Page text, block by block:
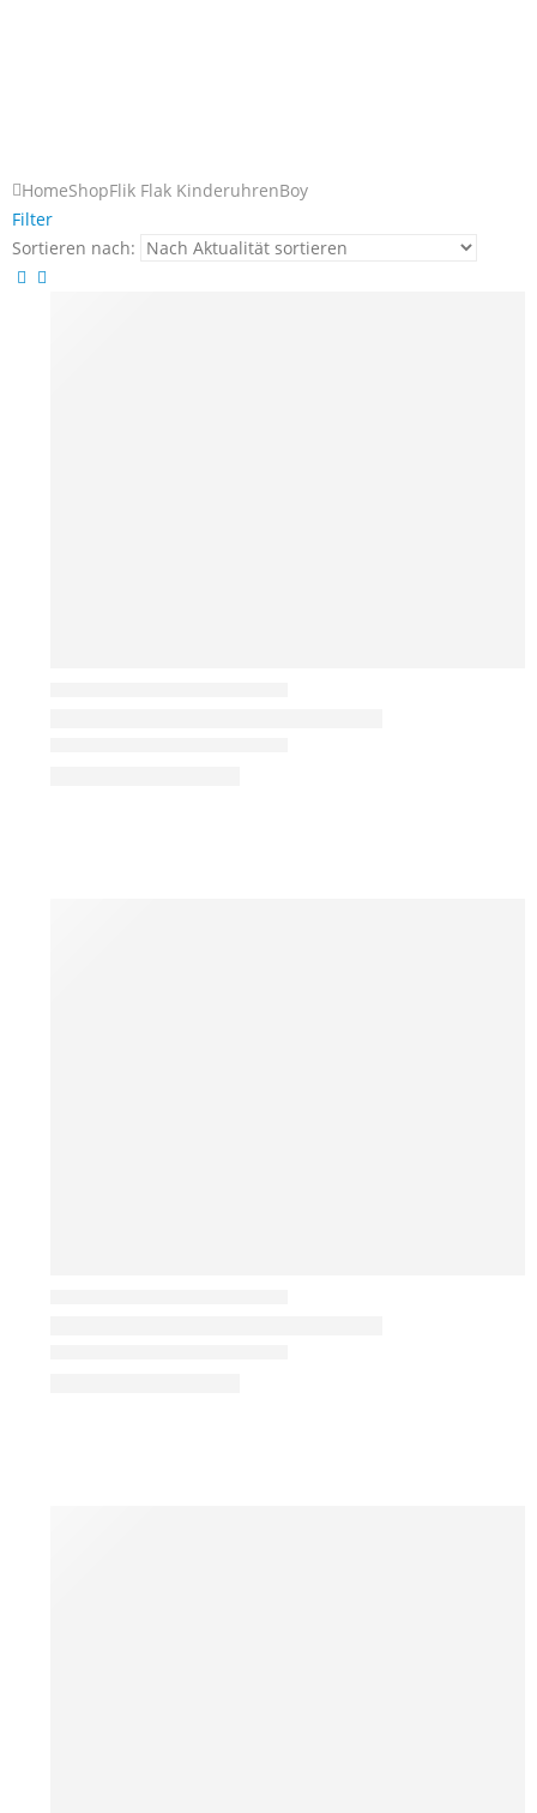
HomeShopFlik Flak KinderuhrenBoy
Filter
Sortieren nach: